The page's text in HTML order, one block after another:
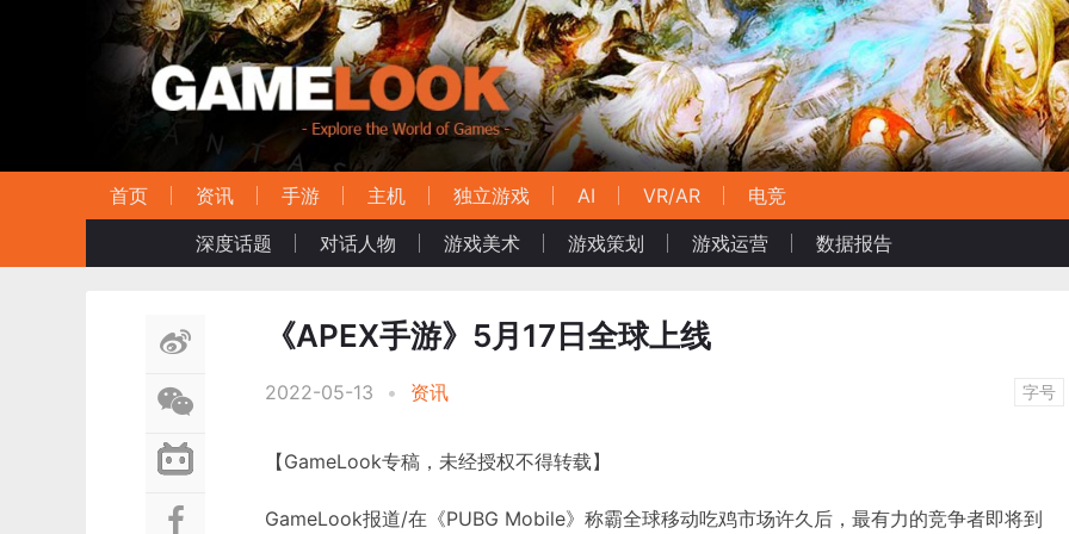
首页 资讯 手游 主机 独立游戏 AI VR/AR
电竞
深度话题
对话人物 游戏美术 游戏策划 游戏运营 数据报告
《APEX手游》5月17日全球上线
2022-05-13 • 资讯 字号
【GameLook专稿，未经授权不得转载】
GameLook报道/在《PUBG Mobile》称霸全球移动吃鸡市场许久后，最有力的竞争者即将到